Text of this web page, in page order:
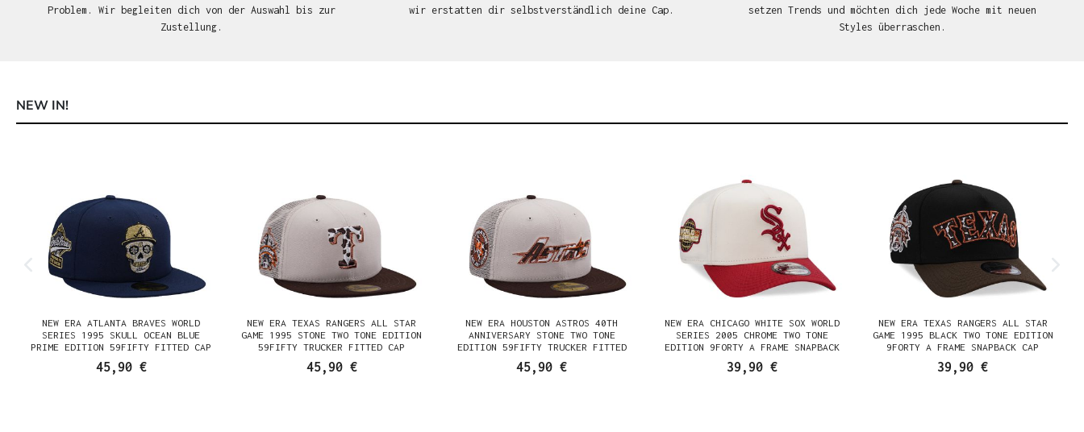
Problem. Wir begleiten dich von der Auswahl bis zur
Zustellung.
wir erstatten dir selbstverständlich deine Cap.
setzen Trends und möchten dich jede Woche mit neuen
Styles überraschen.
NEW IN!
NEW ERA ATLANTA BRAVES WORLD
SERIES 1995 SKULL OCEAN BLUE
PRIME EDITION 59FIFTY FITTED CAP
45,90 €
NEW ERA TEXAS RANGERS ALL STAR
GAME 1995 STONE TWO TONE EDITION
59FIFTY TRUCKER FITTED CAP
45,90 €
NEW ERA HOUSTON ASTROS 40TH
ANNIVERSARY STONE TWO TONE
EDITION 59FIFTY TRUCKER FITTED
CAP
45,90 €
NEW ERA CHICAGO WHITE SOX WORLD
SERIES 2005 CHROME TWO TONE
EDITION 9FORTY A FRAME SNAPBACK
CAP
39,90 €
NEW ERA TEXAS RANGERS ALL STAR
GAME 1995 BLACK TWO TONE EDITION
9FORTY A FRAME SNAPBACK CAP
39,90 €